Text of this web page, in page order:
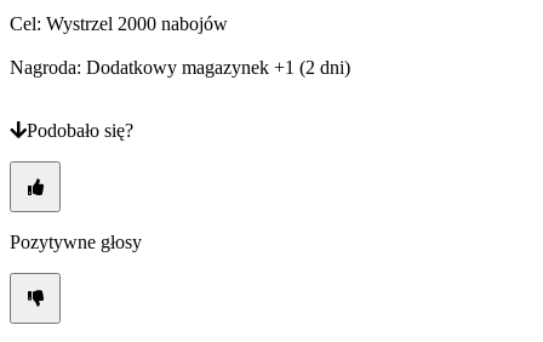
Cel: Wystrzel 2000 nabojów
Nagroda: Dodatkowy magazynek +1 (2 dni)
Podobało się?
Pozytywne głosy